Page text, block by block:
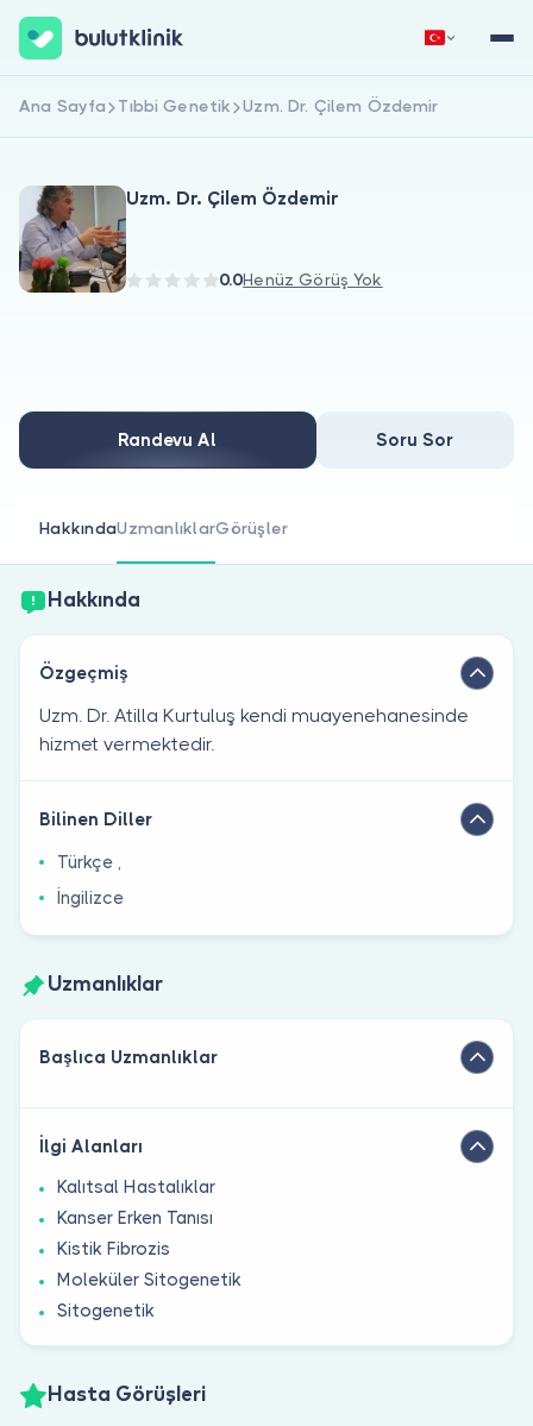
Doktorlar için
Doktor musunuz?
Hemen Kaydol Giriş Yap
Ana Sayfa Tıbbi Genetik Uzm. Dr. Çilem Özdemir
Uzm. Dr. Çilem Özdemir
0.0Henüz Görüş Yok
Randevu Al Soru Sor
HakkındaUzmanlıklarGörüşler
Hakkında
Özgeçmiş
Uzm. Dr. Atilla Kurtuluş kendi muayenehanesinde
hizmet vermektedir.
Bilinen Diller
Türkçe ,
İngilizce
Uzmanlıklar
Başlıca Uzmanlıklar
İlgi Alanları
Kalıtsal Hastalıklar
Kanser Erken Tanısı
Kistik Fibrozis
Moleküler Sitogenetik
Sitogenetik
Hasta Görüşleri